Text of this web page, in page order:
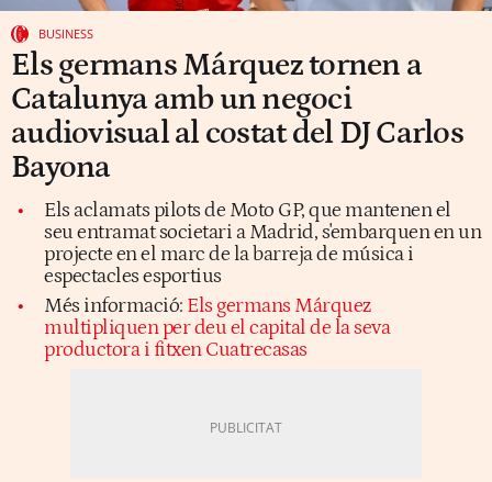
BUSINESS
Els germans Márquez tornen a
Catalunya amb un negoci
audiovisual al costat del DJ Carlos
Bayona
Els aclamats pilots de Moto GP, que mantenen el
seu entramat societari a Madrid, s'embarquen en un
projecte en el marc de la barreja de música i
espectacles esportius
Més informació: Els germans Márquez
multipliquen per deu el capital de la seva
productora i fitxen Cuatrecasas